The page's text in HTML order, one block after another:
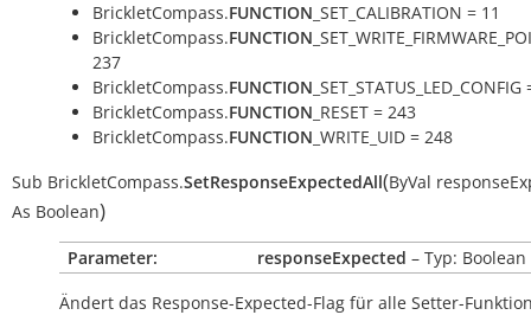
BrickletCompass.FUNCTION _SET_CALIBRATION = 11
BrickletCompass.FUNCTION
237
BrickletCompass.FUNCTION
BrickletCompass.FUNCTION _RESET = 243
BrickletCompass.FUNCTION _WRITE_UID = 248
Sub BrickletCompass.SetResponseExpectedAll(ByVal
As Boolean)
Parameter: responseExpected – Typ: Boolean
Ändert das Response-Expected-Flag für alle Setter-